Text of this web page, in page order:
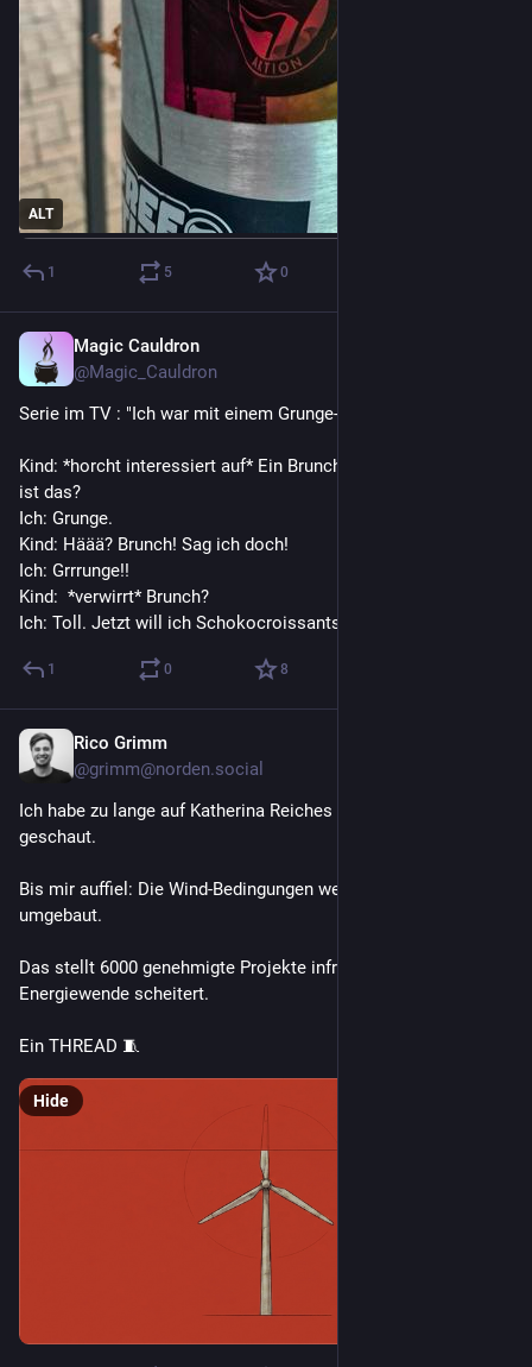
ALT
1 5 0
Magic Cauldron
@Magic_Cauldron
Serie im TV : "Ich war mit einem Grunge-Rocker zusammen.."
Kind: *horcht interessiert auf* Ein Brunch-Rocker?! Was.. was
ist das?
Ich: Grunge.
Kind: Häää? Brunch! Sag ich doch!
Ich: Grrrunge!!
Kind:  *verwirrt* Brunch?
Ich: Toll. Jetzt will ich Schokocroissants und Rührei.
1 0 8
Rico Grimm
@grimm@norden.social
Ich habe zu lange auf Katherina Reiches neue Solar-Regeln
geschaut.
Bis mir auffiel: Die Wind-Bedingungen werden komplett
umgebaut.
Das stellt 6000 genehmigte Projekte infrage – ohne die die
Energiewende scheitert.
Ein THREAD 🧵
Hide